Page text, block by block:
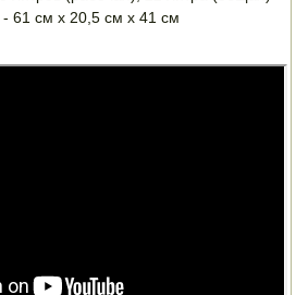
61 см х 20,5 см х 41 см